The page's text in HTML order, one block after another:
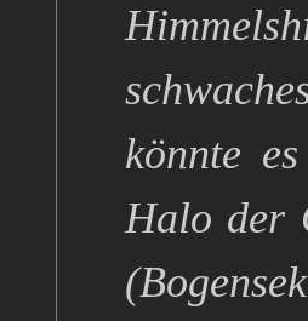
könnte
Halo der